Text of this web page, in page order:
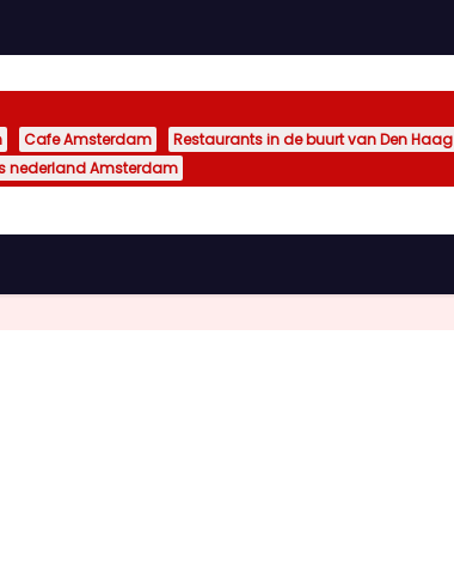
Cafe Amsterdam
Restaurants in de buurt van Den Haag
nederland Amsterdam